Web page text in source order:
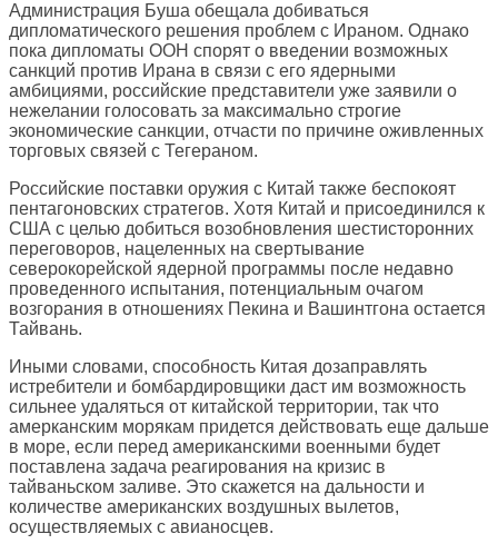
Администрация Буша обещала добиваться
дипломатического решения проблем с Ираном. Однако
пока дипломаты ООН спорят о введении возможных
санкций против Ирана в связи с его ядерными
амбициями, российские представители уже заявили о
нежелании голосовать за максимально строгие
экономические санкции, отчасти по причине оживленных
торговых связей с Тегераном.
Российские поставки оружия с Китай также беспокоят
пентагоновских стратегов. Хотя Китай и присоединился к
США с целью добиться возобновления шестисторонних
переговоров, нацеленных на свертывание
северокорейской ядерной программы после недавно
проведенного испытания, потенциальным очагом
возгорания в отношениях Пекина и Вашинтгона остается
Тайвань.
Иными словами, способность Китая дозаправлять
истребители и бомбардировщики даст им возможность
сильнее удаляться от китайской территории, так что
амерканским морякам придется действовать еще дальше
в море, если перед американскими военными будет
поставлена задача реагирования на кризис в
тайваньском заливе. Это скажется на дальности и
количестве американских воздушных вылетов,
осуществляемых с авианосцев.